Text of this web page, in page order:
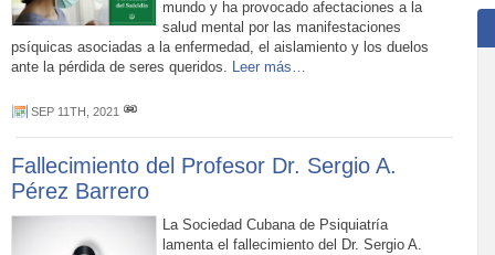
mundo y ha provocado afectaciones a la
salud mental por las manifestaciones
psíquicas asociadas a la enfermedad, el aislamiento y los duelos
ante la pérdida de seres queridos. Leer más…
SEP 11TH, 2021
Fallecimiento del Profesor Dr. Sergio A.
Pérez Barrero
La Sociedad Cubana de Psiquiatría
lamenta el fallecimiento del Dr. Sergio A.